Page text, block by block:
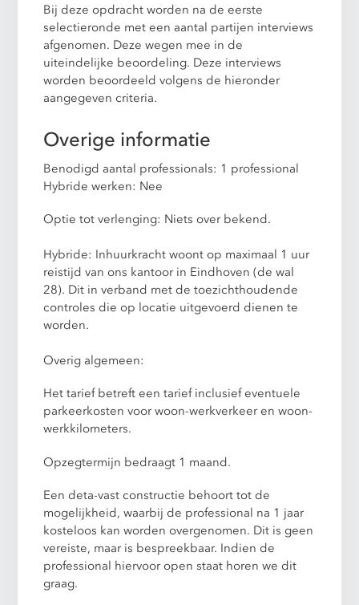
Bij deze opdracht worden na de eerste
selectieronde met een aantal partijen interviews
afgenomen. Deze wegen mee in de
uiteindelijke beoordeling. Deze interviews
worden beoordeeld volgens de hieronder
aangegeven criteria.
Overige informatie
Benodigd aantal professionals: 1 professional
Hybride werken: Nee
Optie tot verlenging: Niets over bekend.
Hybride: Inhuurkracht woont op maximaal 1 uur
reistijd van ons kantoor in Eindhoven (de wal
28). Dit in verband met de toezichthoudende
controles die op locatie uitgevoerd dienen te
worden.
Overig algemeen:
Het tarief betreft een tarief inclusief eventuele
parkeerkosten voor woon-werkverkeer en woon-
werkkilometers.
Opzegtermijn bedraagt 1 maand.
Een deta-vast constructie behoort tot de
mogelijkheid, waarbij de professional na 1 jaar
kosteloos kan worden overgenomen. Dit is geen
vereiste, maar is bespreekbaar. Indien de
professional hiervoor open staat horen we dit
graag.